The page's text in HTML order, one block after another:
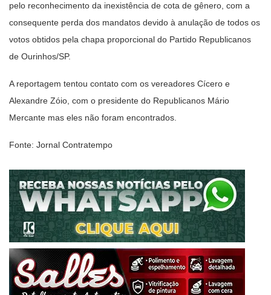
pelo reconhecimento da inexistência de cota de gênero, com a
consequente perda dos mandatos devido à anulação de todos os
votos obtidos pela chapa proporcional do Partido Republicanos
de Ourinhos/SP.
A reportagem tentou contato com os vereadores Cícero e
Alexandre Zóio, com o presidente do Republicanos Mário
Mercante mas eles não foram encontrados.
Fonte: Jornal Contratempo